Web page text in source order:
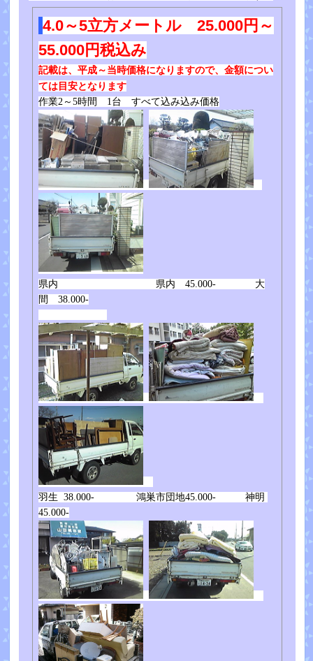
4.0～5立方メートル 25.000円～
55.000円税込み
記載は、平成～当時価格になりますので、金額につい
ては目安となります
作業2～5時間 1台 すべて込み込み価格
県内 県内 45.000- 大
間 38.000-
羽生 38.000- 鴻巣市団地45.000- 神明
45.000-